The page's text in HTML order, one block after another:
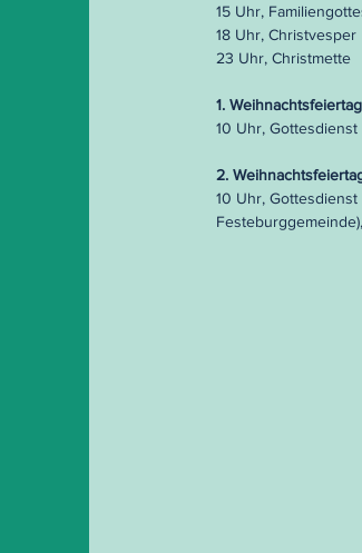
15 Uhr,
18 Uhr, Christvesper
23 Uhr, Christmette
1.
10 Uhr, Gottesdienst
2.
10 Uhr,